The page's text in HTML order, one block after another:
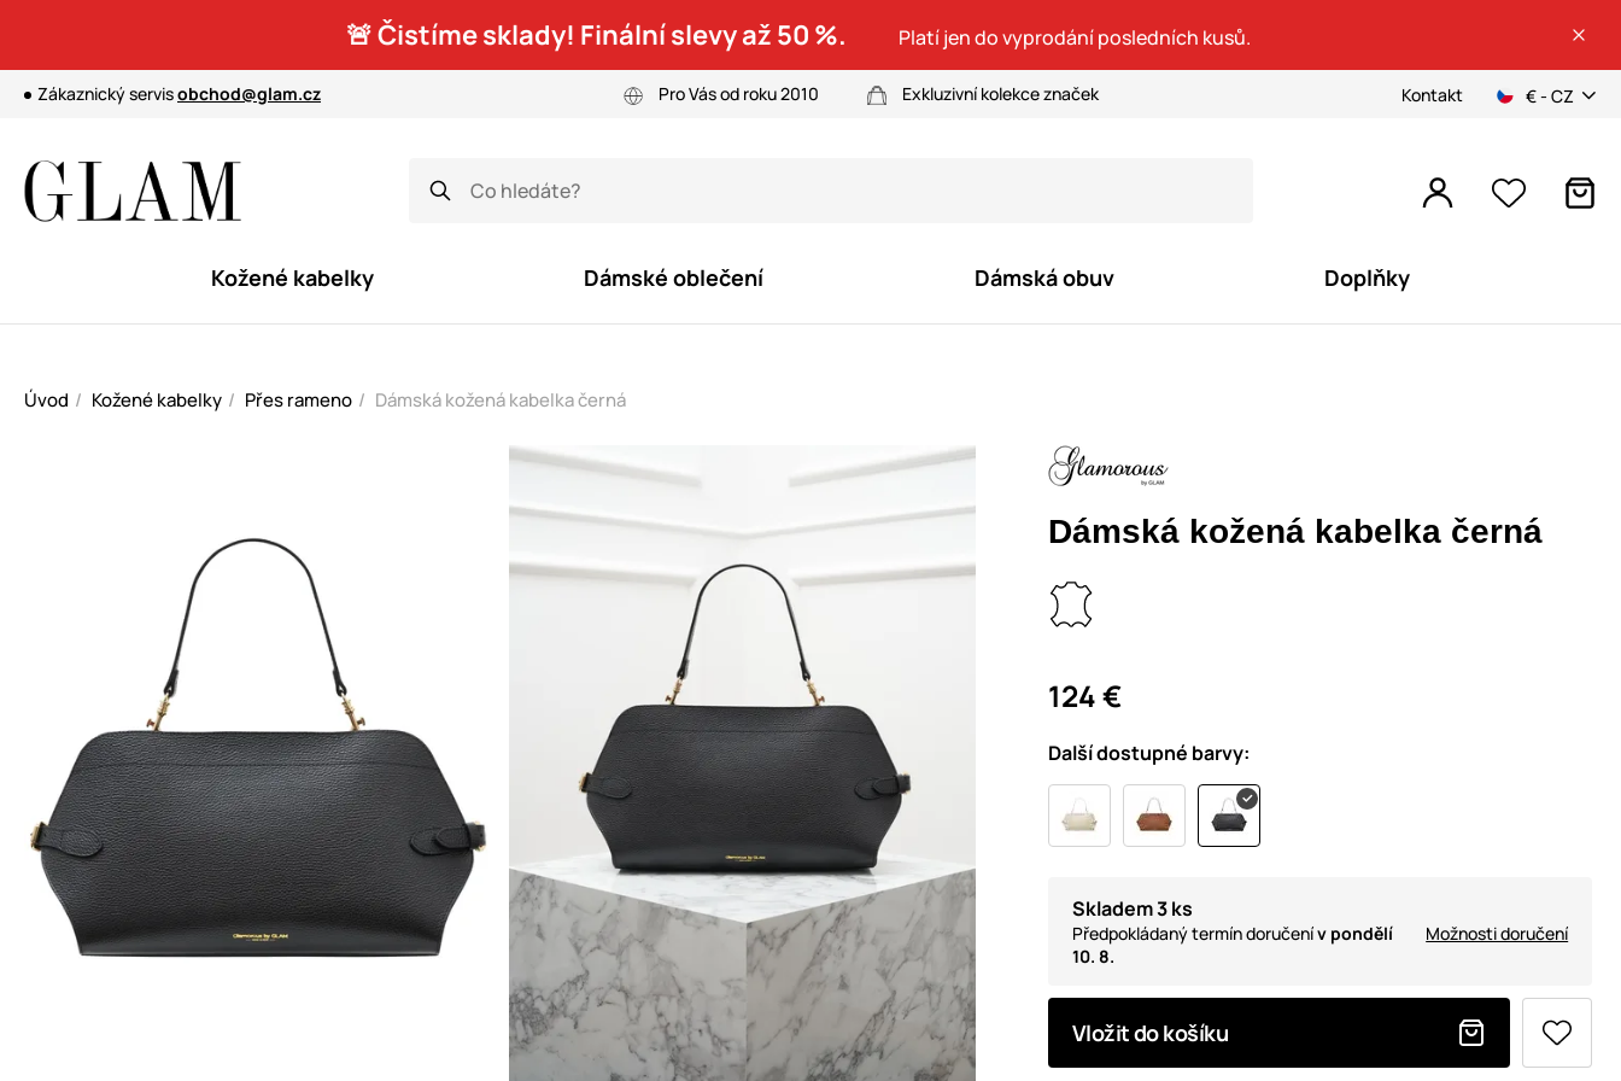
🚨 Čistíme sklady! Finální slevy až 50 %. Platí jen do vyprodání posledních kusů.
Zákaznický servisobchod@glam.cz Pro Vás od roku 2010 Exkluzivní kolekce značek Kontakt € - CZ
Kožené kabelky Dámské oblečení Dámská obuv Doplňky
Úvod Kožené kabelky Přes rameno Dámská kožená kabelka černá
Dámská kožená kabelka černá
124 €
Další dostupné barvy:
Skladem 3 ks
Předpokládaný termín doručenív pondělí
10. 8.
Možnosti doručení
Vložit do košíku